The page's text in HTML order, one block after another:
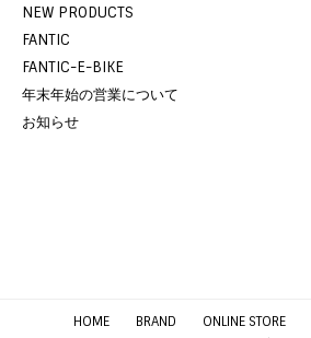
NEW PRODUCTS
FANTIC
FANTIC-E-BIKE
年末年始の営業について
お知らせ
HOME BRAND ONLINE STORE